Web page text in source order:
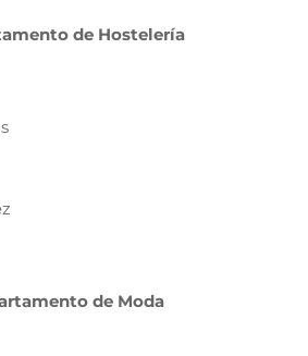
de Hostelería
de Moda